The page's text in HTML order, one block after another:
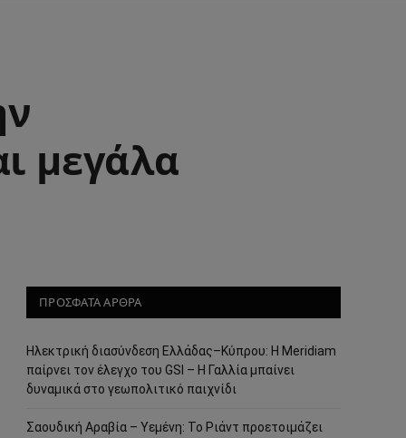
μεγάλα
ΠΡΟΣΦΑΤΑ ΑΡΘΡΑ
Ηλεκτρική διασύνδεση Ελλάδας–Κύπρου: Η Meridiam
παίρνει τον έλεγχο του GSI – Η Γαλλία μπαίνει
δυναμικά στο γεωπολιτικό παιχνίδι
Σαουδική Αραβία – Υεμένη: Το Ριάντ προετοιμάζει